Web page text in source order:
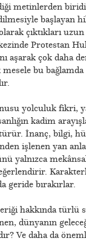
metinlerden
başlayan
çıktıkları
Protestan
aşarak çok daha
bu bağlamda
yolculuk fikri,
kadim
İnanç, bilgi,
işlenen yan
yalnızca
geride bırakırlar.
hakkında
dünyanın
Ve daha da